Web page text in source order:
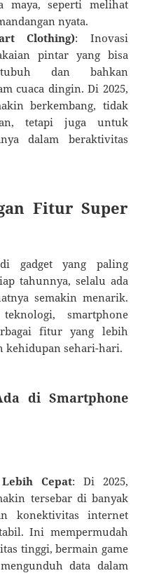
maya, seperti melihat
nyata.
Clothing): Inovasi
pintar yang bisa
dan bahkan
cuaca dingin. Di 2025,
berkembang, tidak
tetapi juga untuk
dalam beraktivitas
Fitur Super
gadget yang paling
tahunnya, selalu ada
semakin menarik.
smartphone
fitur yang lebih
kehidupan sehari-hari.
di Smartphone
Cepat: Di 2025,
tersebar di banyak
konektivitas internet
Ini mempermudah
tinggi, bermain game
data dalam